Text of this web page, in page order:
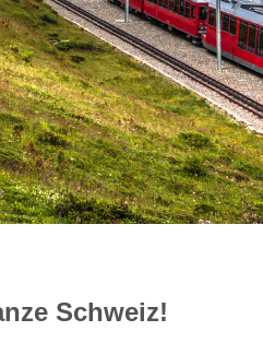
Schweiz!